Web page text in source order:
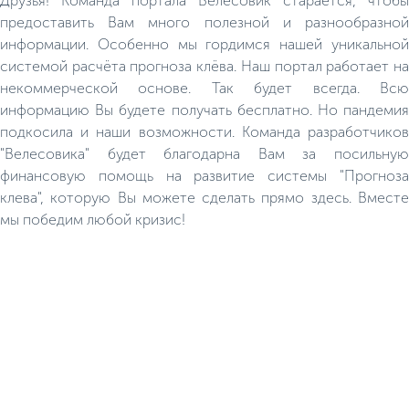
предоставить Вам много полезной и разнообразной
информации. Особенно мы гордимся нашей уникальной
системой расчёта прогноза клёва. Наш портал работает на
некоммерческой основе. Так будет всегда. Всю
информацию Вы будете получать бесплатно. Но пандемия
подкосила и наши возможности. Команда разработчиков
"Велесовика" будет благодарна Вам за посильную
финансовую помощь на развитие системы "Прогноза
клева", которую Вы можете сделать прямо здесь. Вместе
мы победим любой кризис!